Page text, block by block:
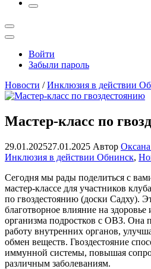
More
Открыть
поиск
Профиль
Войти
Забыли пароль
Новости /Инклюзия в действии
Мастер-класс по
29.01.202527.01.2025 Автор
Инклюзия в действии Обнинск,
Сегодня мы рады поделиться с
мастер-классе для участников клуба
по гвоздестоянию (доски Садху).
благотворное влияние на здоровье
организма подростков с ОВЗ. Она
работу внутренних органов,
обмен веществ. Гвоздестояние
иммунной системы, повышая
различным заболеваниям.